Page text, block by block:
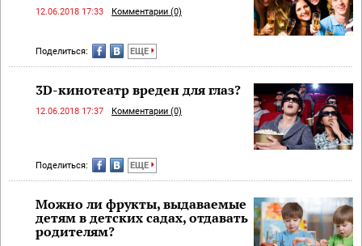
12.06.2018 17:33 Комментарии (0)
Поделиться: ЕЩЕ
3D-кинотеатр вреден для глаз?
12.06.2018 17:37 Комментарии (0)
Поделиться: ЕЩЕ
Можно ли фрукты, выдаваемые
детям в детских садах, отдавать
родителям?